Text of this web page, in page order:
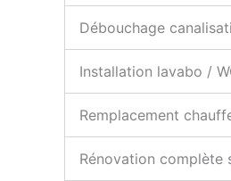
Débouchage
Installation lavabo /
Remplacement
Rénovation complète